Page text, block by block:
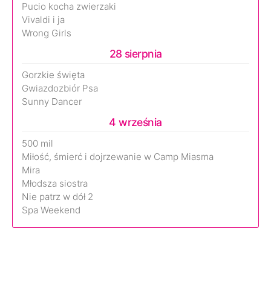
Pucio kocha zwierzaki
Vivaldi i ja
Wrong Girls
28 sierpnia
Gorzkie święta
Gwiazdozbiór Psa
Sunny Dancer
4 września
500 mil
Miłość, śmierć i dojrzewanie w Camp Miasma
Mira
Młodsza siostra
Nie patrz w dół 2
Spa Weekend